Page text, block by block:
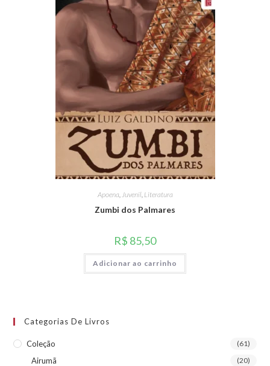
Apoena,Juvenil, Literatura
Zumbi dos Palmares
R$ 85,50
Adicionar ao carrinho
Categorias De Livros
Coleção (61)
Airumã (20)